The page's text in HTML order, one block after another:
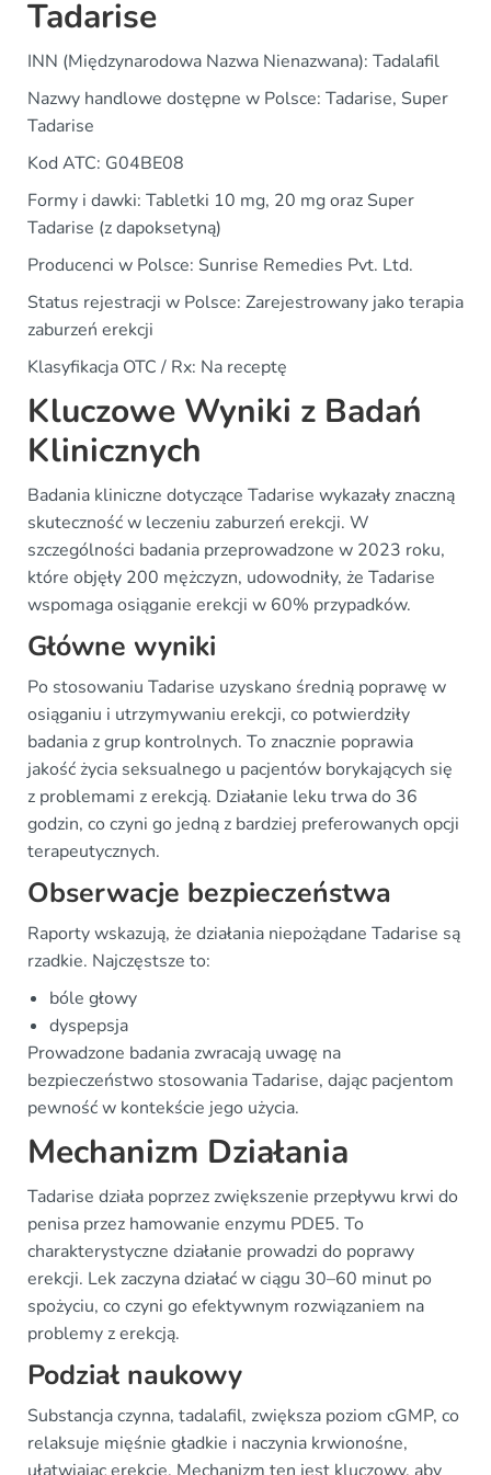
Tadarise
INN (Międzynarodowa Nazwa Nienazwana): Tadalafil
Nazwy handlowe dostępne w Polsce: Tadarise, Super
Tadarise
Kod ATC: G04BE08
Formy i dawki: Tabletki 10 mg, 20 mg oraz Super
Tadarise (z dapoksetyną)
Producenci w Polsce: Sunrise Remedies Pvt. Ltd.
Status rejestracji w Polsce: Zarejestrowany jako terapia
zaburzeń erekcji
Klasyfikacja OTC / Rx: Na receptę
Kluczowe Wyniki z Badań
Klinicznych
Badania kliniczne dotyczące Tadarise wykazały znaczną
skuteczność w leczeniu zaburzeń erekcji. W
szczególności badania przeprowadzone w 2023 roku,
które objęły 200 mężczyzn, udowodniły, że Tadarise
wspomaga osiąganie erekcji w 60% przypadków.
Główne wyniki
Po stosowaniu Tadarise uzyskano średnią poprawę w
osiąganiu i utrzymywaniu erekcji, co potwierdziły
badania z grup kontrolnych. To znacznie poprawia
jakość życia seksualnego u pacjentów borykających się
z problemami z erekcją. Działanie leku trwa do 36
godzin, co czyni go jedną z bardziej preferowanych opcji
terapeutycznych.
Obserwacje bezpieczeństwa
Raporty wskazują, że działania niepożądane Tadarise są
rzadkie. Najczęstsze to:
bóle głowy
dyspepsja
Prowadzone badania zwracają uwagę na
bezpieczeństwo stosowania Tadarise, dając pacjentom
pewność w kontekście jego użycia.
Mechanizm Działania
Tadarise działa poprzez zwiększenie przepływu krwi do
penisa przez hamowanie enzymu PDE5. To
charakterystyczne działanie prowadzi do poprawy
erekcji. Lek zaczyna działać w ciągu 30–60 minut po
spożyciu, co czyni go efektywnym rozwiązaniem na
problemy z erekcją.
Podział naukowy
Substancja czynna, tadalafil, zwiększa poziom cGMP, co
relaksuje mięśnie gładkie i naczynia krwionośne,